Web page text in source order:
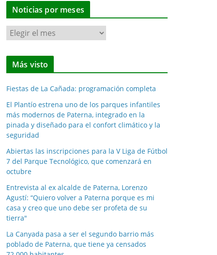
Noticias por meses
N
o
t
i
a
s
p
o
r
m
e
s
e
s
Más visto
Fiestas de La Cañada: programación completa
El Plantío estrena uno de los parques infantiles
más modernos de Paterna, integrado en la
pinada y diseñado para el confort climático y la
seguridad
Abiertas las inscripciones para la V Liga de Fútbol
7 del Parque Tecnológico, que comenzará en
octubre
Entrevista al ex alcalde de Paterna, Lorenzo
Agustí: “Quiero volver a Paterna porque es mi
casa y creo que uno debe ser profeta de su
tierra"
La Canyada pasa a ser el segundo barrio más
poblado de Paterna, que tiene ya censados